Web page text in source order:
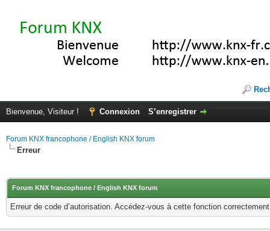
Bienvenue, Visiteur ! Connexion S’enregistrer
Forum KNX francophone / English KNX forum
Erreur
Forum KNX francophone / English KNX forum
Erreur de code d’autorisation. Accédez-vous à cette fonction